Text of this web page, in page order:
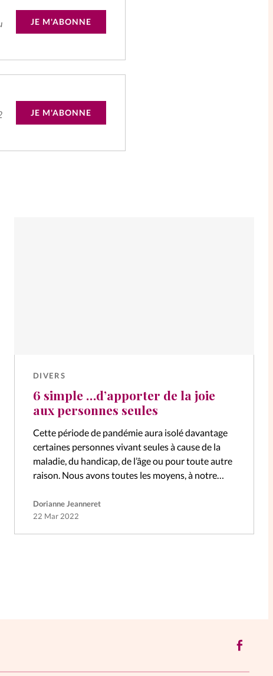
JE M'ABONNE
JE M'ABONNE
DIVERS
6 simple …d’apporter de la joie
aux personnes seules
Cette période de pandémie aura isolé davantage
certaines personnes vivant seules à cause de la
maladie, du handicap, de l’âge ou pour toute autre
raison. Nous avons toutes les moyens, à notre
Dorianne Jeanneret
22 Mar 2022